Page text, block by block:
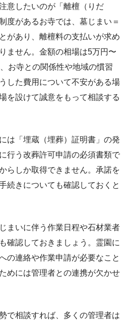
意したいのが「離檀（りだ
度があるお寺では、墓じまい＝
があり、離檀料の支払いが求め
ません。金額の相場は5万円〜
お寺との関係性や地域の慣習
した費用について不安がある場
を設けて誠意をもって相談する
は「埋蔵（埋葬）証明書」の発
行う改葬許可申請の必須書類で
らしか取得できません。承諾を
続きについても確認しておくと
まいに伴う作業日程や石材業者
確認しておきましょう。霊園に
の連絡や作業申請が必要なこと
めには管理者との連携が欠かせ
で相談すれば、多くの管理者は